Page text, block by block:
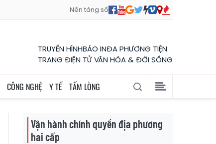
Nền tảng số
TRUYỀN HÌNHBÁO INĐA PHƯƠNG TIỆN
TRANG ĐIỆN TỬ VĂN HÓA & ĐỜI SỐNG
CÔNG NGHỆ Y TẾ TẤM LÒNG
Vận hành chính quyền địa phương
hai cấp